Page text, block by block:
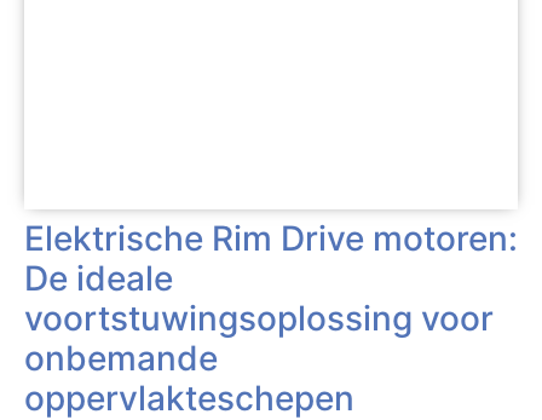
Elektrische Rim Drive motoren:
De ideale
voortstuwingsoplossing voor
onbemande
oppervlakteschepen